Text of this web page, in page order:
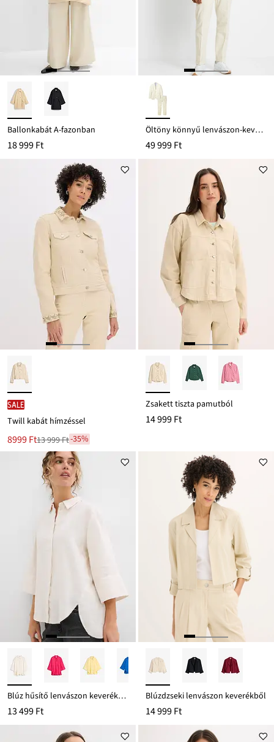
Ballonkabát A-fazonban
18 999 Ft
Öltöny könnyű lenvászon-keverékből (2-részes szett), Regular Fit
49 999 Ft
SALE
Twill kabát hímzéssel
Új
ár
8999 Ft
Leárazva
13 999 Ft
13 999 Ft-35%
Zsakett tiszta pamutból
14 999 Ft
Blúz hűsítő lenvászon keverékből
13 499 Ft
Blúzdzseki lenvászon keverékből
14 999 Ft